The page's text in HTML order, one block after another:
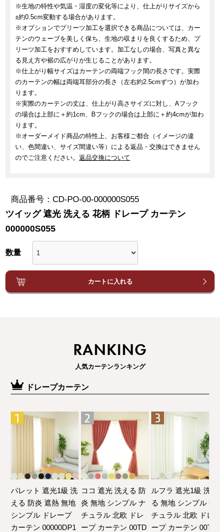
※生地の特性や気温・湿度の変化等により、仕上がりサイズから
±約0.5cm変動する場合があります。
※オプションでプリーツ加工を選択できる商品については、カー
テンのウェーブを美しく保ち、生地の収まりを良くするため、プ
リーツ加工をおすすめしています。加工なしの場合、写真と異な
る見え方や裾の広がりが生じることがあります。
※仕上がり幅サイズはカーテンの両端フック間の長さです。実際
のカーテンの幅は両端耳部分の長さ（左右約2.5cmずつ）が加わ
ります。
※実際のカーテンの丈は、仕上がり高さサイズに対し、Aフック
の場合は上部に＋約1cm、Bフックの場合は上部に＋約4cmが加わ
ります。
※オーダーメイド商品の特性上、お客様ご都合（イメージの違
い、色間違い、サイズ間違い等）による返品・交換はできません
のでご注意ください。返品交換について
商品番号 CD-PO-00-000000S055
ツイッグ 遮光 洗える 花柄 ドレープ カーテン
000000S055
カートに入れる
RANKING
人気カーテンランキング
ドレープカーテン
パレット 遮光1級 洗
える 防炎 遮熱 無地
シンプル ドレープ
カーテン 00000DP1
ココ 遮光 洗える 防
炎 無地 シンプル ナ
チュラル 北欧 ドレ
ープ カーテン 00TD
ルフラ 遮光1級 洗え
る 無地 シンプル ナ
チュラル 北欧 ドレ
ープ カーテン 00TD